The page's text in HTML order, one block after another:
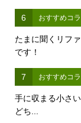
6 おすすめコ
たまに聞くリフ
です！
7 おすすめコ
手に収まる小さ
どち...